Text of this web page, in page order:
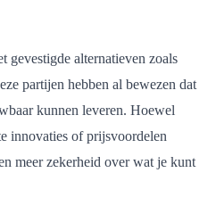
gevestigde alternatieven zoals
partijen hebben al bewezen dat
kunnen leveren. Hoewel
innovaties of prijsvoordelen
meer zekerheid over wat je kunt